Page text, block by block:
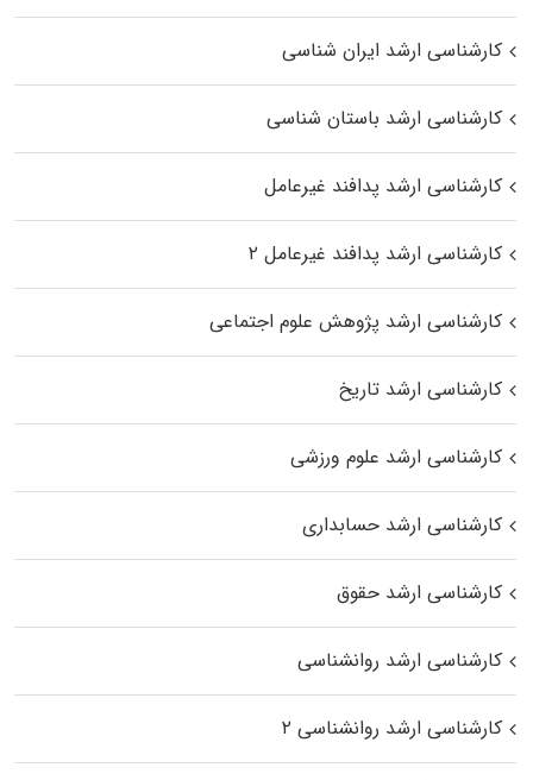
کارشناسی ارشد ایران شناسی
کارشناسی ارشد باستان شناسی
کارشناسی ارشد پدافند غیرعامل
کارشناسی ارشد پدافند غیرعامل ۲
کارشناسی ارشد پژوهش علوم اجتماعی
کارشناسی ارشد تاریخ
کارشناسی ارشد علوم ورزشی
کارشناسی ارشد حسابداری
کارشناسی ارشد حقوق
کارشناسی ارشد روانشناسی
کارشناسی ارشد روانشناسی ۲